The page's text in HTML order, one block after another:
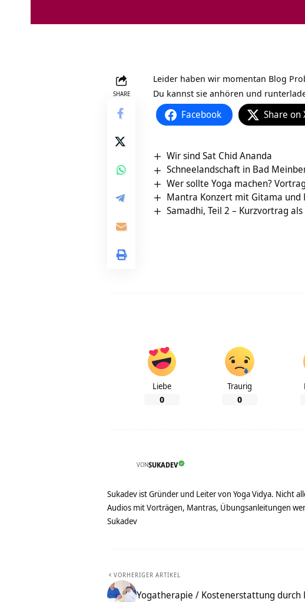
SHARE
Leider haben wir momentan Blog
Du kannst sie anhören und
Facebook Share on
Wir sind Sat Chid Ananda
Schneelandschaft in Bad
Wer sollte Yoga machen?
Mantra Konzert mit Gitama und
Samadhi, Teil 2 – Kurzvortrag
Liebe
0
Traurig
0
VONSUKADEV
Sukadev ist Gründer und Leiter von Yoga Vidya. Nicht
Audios mit Vorträgen, Mantras, Übungsanleitungen
Sukadev
VORHERIGER ARTIKEL
Yogatherapie / Kostenerstattung durch